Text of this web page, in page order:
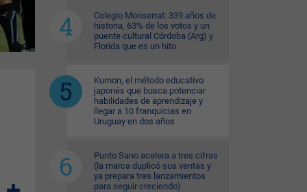
Colegio Monserrat: 339 años de
historia, 63% de los votos y un
puente cultural Córdoba (Arg) y
Florida que es un hito
Kumon, el método educativo
japonés que busca potenciar
habilidades de aprendizaje y
llegar a 10 franquicias en
Uruguay en dos años
Punto Sano acelera a tres cifras
(la marca duplicó sus ventas y
ya prepara tres lanzamientos
para seguir creciendo)